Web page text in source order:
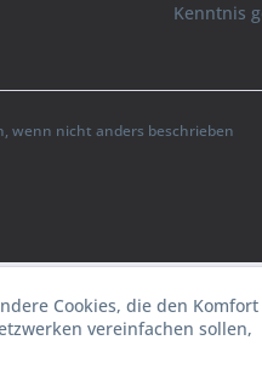
Kenntnis
wenn nicht anders beschrieben
Cookies, die den Komfort
vereinfachen sollen,